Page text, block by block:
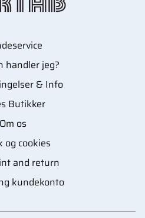
handler jeg?
& Info
Butikker
Om os
og cookies
and return
kundekonto